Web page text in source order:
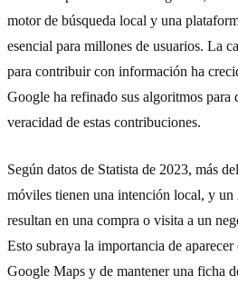
motor de búsqueda local y una
esencial para millones de usuarios. La
para contribuir con información ha
Google ha refinado sus algoritmos para
veracidad de estas contribuciones.
Según datos de Statista de 2023, más
móviles tienen una intención local, y un
resultan en una compra o visita a un
Esto subraya la importancia de
Google Maps y de mantener una ficha